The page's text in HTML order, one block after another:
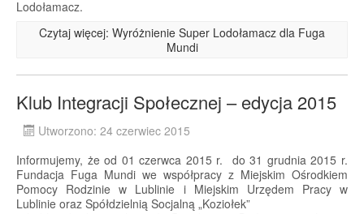
Lodołamacz.
Czytaj więcej: Wyróżnienie Super Lodołamacz dla Fuga
Mundi
Klub Integracji Społecznej – edycja 2015
Utworzono: 24 czerwiec 2015
Informujemy, że od 01 czerwca 2015 r. do 31 grudnia 2015 r.
Fundacja Fuga Mundi we współpracy z Miejskim Ośrodkiem
Pomocy Rodzinie w Lublinie i Miejskim Urzędem Pracy w
Lublinie oraz Spółdzielnią Socjalną „Koziołek”